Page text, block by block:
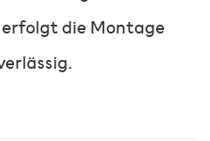
die Montage